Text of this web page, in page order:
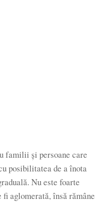
familii şi persoane care
posibilitatea de a înota
Nu este foarte
aglomerată, însă rămâne